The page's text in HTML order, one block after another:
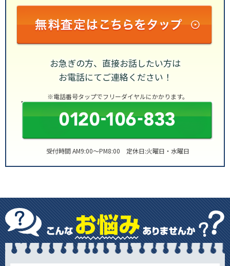
お急ぎの方、直接お話したい方は
お電話にてご連絡ください！
※電話番号タップでフリーダイヤルにかかります。
受付時間 AM9:00～PM8:00 定休日:火曜日・水曜日